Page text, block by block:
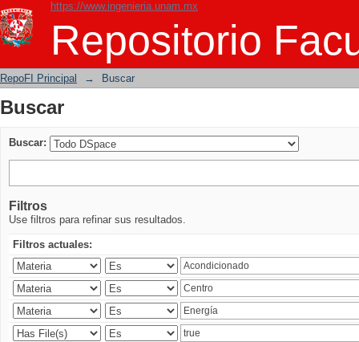
https://www.ingenieria.unam.mx
Repositorio
Buscar
RepoFI Principal → Buscar
Buscar
Buscar:
Filtros
Use filtros para refinar sus resultados.
Filtros actuales: